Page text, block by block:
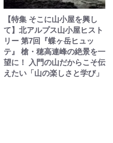
【特集 そこに山小屋を興し
て】北アルプス山小屋ヒスト
リー 第7回『蝶ヶ岳ヒュッ
テ』 槍・穂高連峰の絶景を一
望に！ 入門の山だからこそ伝
えたい「山の楽しさと学び」